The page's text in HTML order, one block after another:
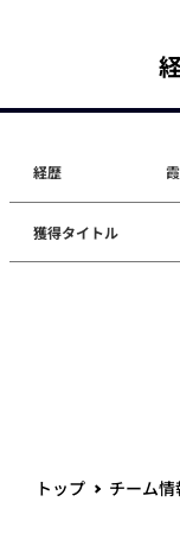
経歴
獲得タイトル
トップ チーム情